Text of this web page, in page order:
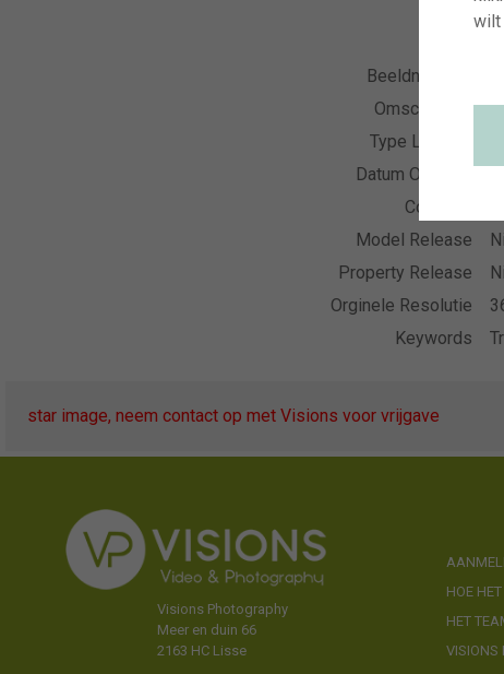
Beeldnummer
Omschrijving
Type Licentie
Datum Opname
Collectie
Model Release
Property Release
Orginele Resolutie
Keywords
star image, neem contact op met Visions voor vrijgave
Visions Photography
Meer en duin 66
2163 HC Lisse
HOE
HET
VISIONS
wilt